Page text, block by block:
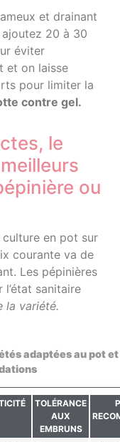
et drainant
20 à 30
éviter
et on laisse
pour limiter la
contre gel.
le
ou
en pot sur
courante va de
Les pépinières
l’état sanitaire
la variété.
adaptées au pot et
TOLÉRANCE
AUX
EMBRUNS